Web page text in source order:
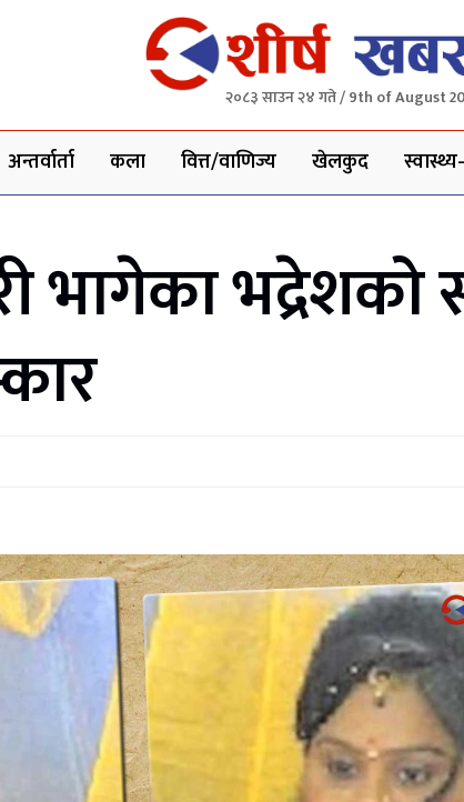
२०८३ साउन २४ गते / 9th of August
अन्तर्वार्ता कला वित्त/वाणिज्य खेलकुद
भागेका